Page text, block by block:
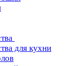
для кухни